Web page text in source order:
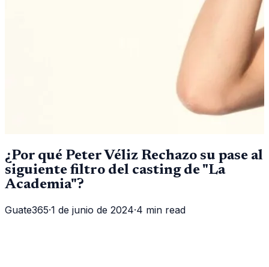
¿Por qué Peter Véliz Rechazo su pase al
siguiente filtro del casting de "La
Academia"?
Guate365·1 de junio de 2024·4 min read